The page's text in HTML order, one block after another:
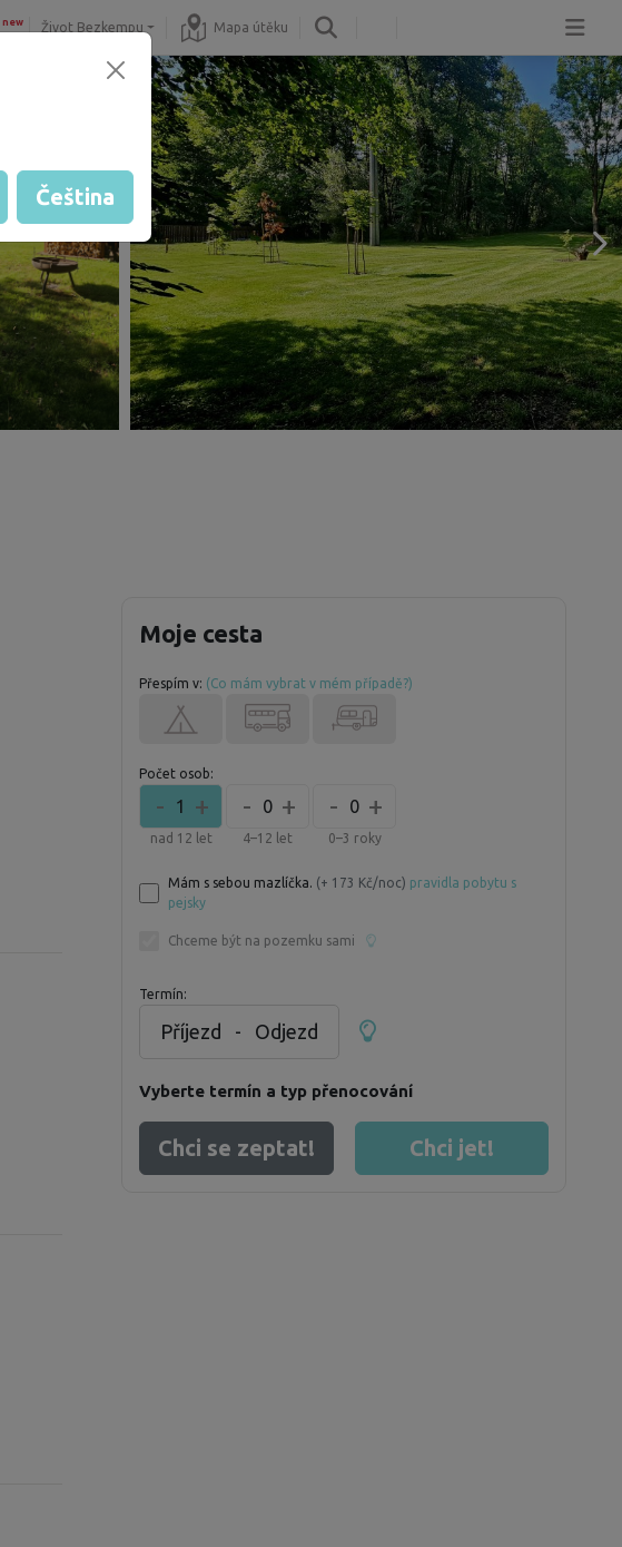
new Život Bezkempu Mapa útěku
Moje cesta
Přespím v: (Co mám vybrat v mém případě?)
Počet osob:
- +
1
nad 12 let
- +
0
4–12 let
- +
0
0–3 roky
Mám s sebou mazlíčka. (+ 173 Kč/noc) pravidla pobytu s
pejsky
Chceme být na pozemku sami
Termín:
Příjezd - Odjezd
Vyberte termín a typ přenocování
Chci se zeptat! Chci jet!
Čeština